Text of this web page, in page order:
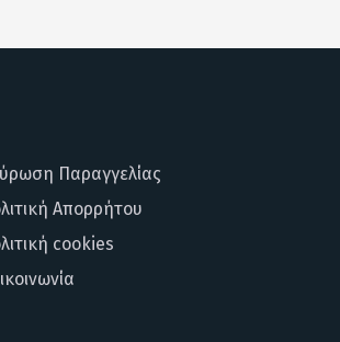
Παραγγελίας
Απορρήτου
cookies